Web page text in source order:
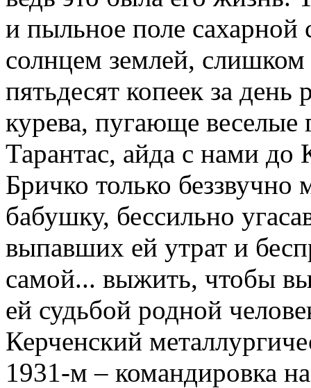
и пыльное поле сахарной
солнцем землей,
пятьдесят копеек за
курева, пугающе веселые
Тарантас, айда с нами
Бричко только беззвучно
бабушку, бессильно
выпавших ей утрат и
самой... выжить, чтобы
ей судьбой родной
Керченский
1931-м – командировка